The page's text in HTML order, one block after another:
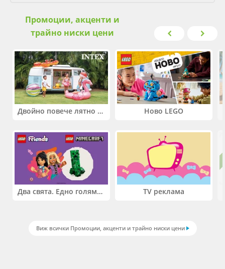
Промоции, акценти и
трайно ниски цени
Двойно повече лятно забавление! Купи 2 продукта INTEX и вземи -33%
Два свята. Едно голямо приключение. Купи 2 продукта LEGO® Friends и/или LEGO® Minecraft и вземи -27%
Ново LEGO
TV реклама
Виж всички Промоции, акценти и трайно ниски цени